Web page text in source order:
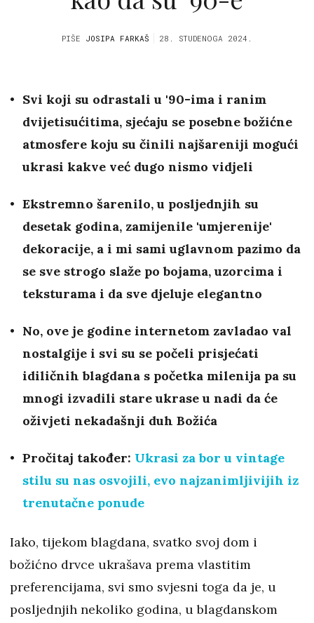
PIŠE JOSIPA FARKAŠ 28. STUDENOGA 2024.
Svi koji su odrastali u '90-ima i ranim
dvijetisućitima, sjećaju se posebne božićne
atmosfere koju su činili najšareniji mogući
ukrasi kakve već dugo nismo vidjeli
Ekstremno šarenilo, u posljednjih su
desetak godina, zamijenile 'umjerenije'
dekoracije, a i mi sami uglavnom pazimo da
se sve strogo slaže po bojama, uzorcima i
teksturama i da sve djeluje elegantno
No, ove je godine internetom zavladao val
nostalgije i svi su se počeli prisjećati
idiličnih blagdana s početka milenija pa su
mnogi izvadili stare ukrase u nadi da će
oživjeti nekadašnji duh Božića
Pročitaj također: Ukrasi za bor u vintage
stilu su nas osvojili, evo najzanimljivijih iz
trenutačne ponude
Iako, tijekom blagdana, svatko svoj dom i
božićno drvce ukrašava prema vlastitim
preferencijama, svi smo svjesni toga da je, u
posljednjih nekoliko godina, u blagdanskom